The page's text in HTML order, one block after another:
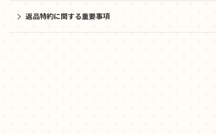
返品特約に関する重要事項